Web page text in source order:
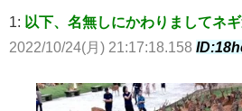
1: 以下、名無しにかわりましてネ
2022/10/24(月) 21:17:18.158